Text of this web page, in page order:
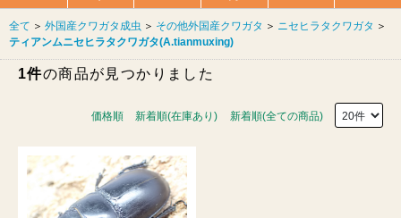
全て ＞ 外国産クワガタ成虫 ＞ その他外国産クワガタ ＞ ニセヒラタクワガタ ＞
ティアンムニセヒラタクワガタ(A.tianmuxing)
1件の商品が見つかりました
価格順 新着順(在庫あり) 新着順(全ての商品)